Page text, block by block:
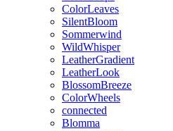
ColorLeaves
SilentBloom
Sommerwind
WildWhisper
LeatherGradient
LeatherLook
BlossomBreeze
ColorWheels
connected
Blomma